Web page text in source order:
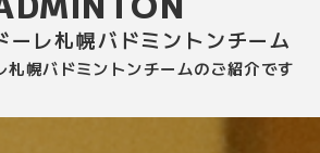
ーレ札幌バドミントンチーム
札幌バドミントンチームのご紹介です